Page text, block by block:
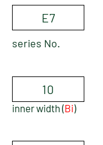
E7
series No.
10
inner width (Bi)